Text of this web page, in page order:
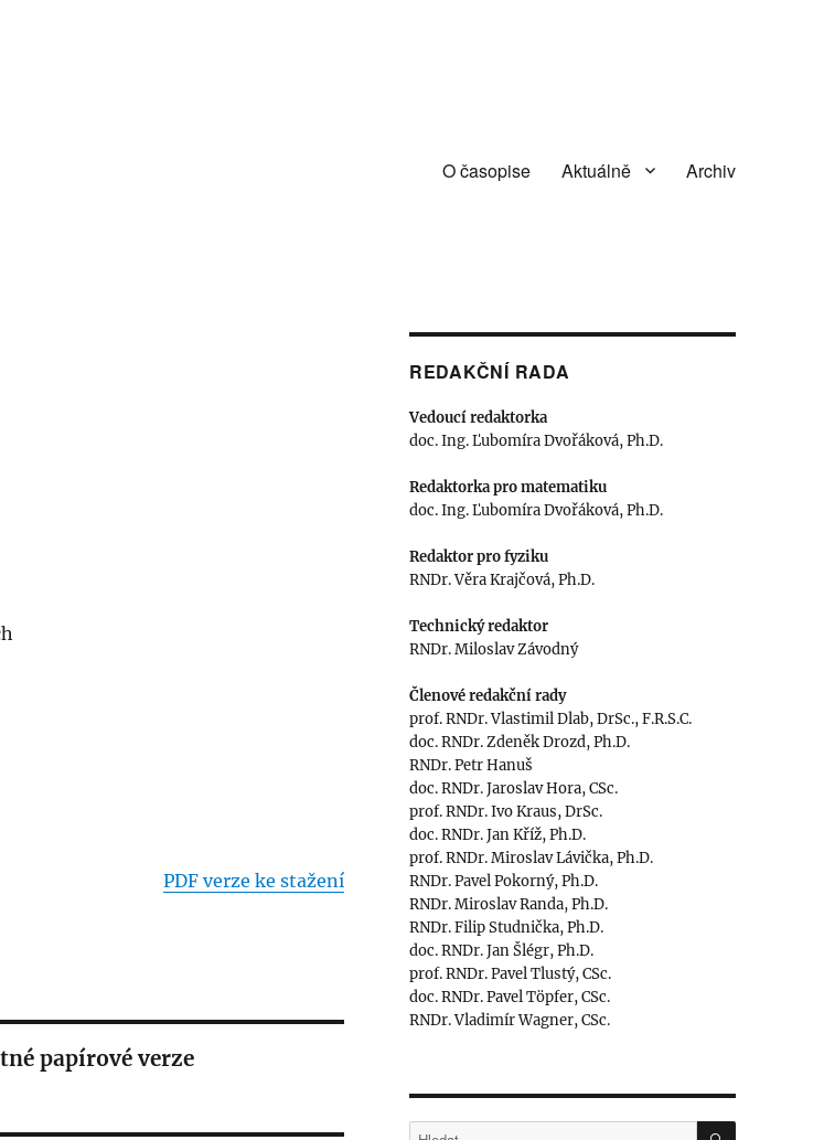
O časopise Aktuálně Archiv
PDF verze ke stažení
papírové verze
REDAKČNÍ RADA
Vedoucí redaktorka
doc. Ing. Ľubomíra Dvořáková, Ph.D.
Redaktorka pro matematiku
doc. Ing. Ľubomíra Dvořáková, Ph.D.
Redaktor pro fyziku
RNDr. Věra Krajčová, Ph.D.
Technický redaktor
RNDr. Miloslav Závodný
Členové redakční rady
prof. RNDr. Vlastimil Dlab, DrSc., F.R.S.C.
doc. RNDr. Zdeněk Drozd, Ph.D.
RNDr. Petr Hanuš
doc. RNDr. Jaroslav Hora, CSc.
prof. RNDr. Ivo Kraus, DrSc.
doc. RNDr. Jan Kříž, Ph.D.
prof. RNDr. Miroslav Lávička, Ph.D.
RNDr. Pavel Pokorný, Ph.D.
RNDr. Miroslav Randa, Ph.D.
RNDr. Filip Studnička, Ph.D.
doc. RNDr. Jan Šlégr, Ph.D.
prof. RNDr. Pavel Tlustý, CSc.
doc. RNDr. Pavel Töpfer, CSc.
RNDr. Vladimír Wagner, CSc.
Hledat: HLEDÁNÍ